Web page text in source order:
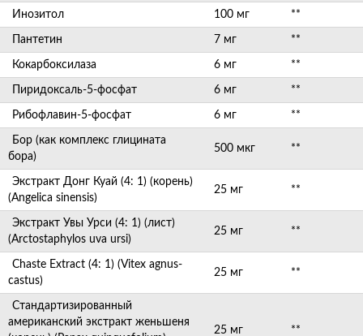
Инозитол 100 мг **
Пантетин 7 мг **
Кокарбоксилаза 6 мг **
Пиридоксаль-5-фосфат 6 мг **
Рибофлавин-5-фосфат 6 мг **
Бор (как комплекс глицината
бора)
500 мкг **
Экстракт Донг Куай (4: 1) (корень)
(Angelica sinensis)
25 мг **
Экстракт Увы Урси (4: 1) (лист)
(Arctostaphylos uva ursi)
25 мг **
Chaste Extract (4: 1) (Vitex agnus-
castus)
25 мг **
Стандартизированный
американский экстракт женьшеня
25 мг **